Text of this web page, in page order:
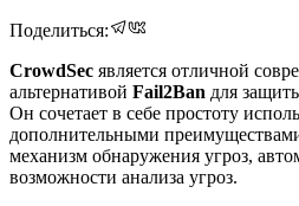
Поделиться:
CrowdSec является отличной
альтернативой Fail2Ban для
Он сочетает в себе простоту
дополнительными
механизм обнаружения угроз,
возможности анализа угроз.